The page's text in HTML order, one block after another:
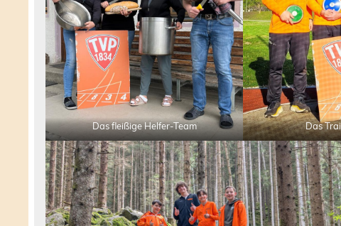
Das fleißige Helfer-Team Das